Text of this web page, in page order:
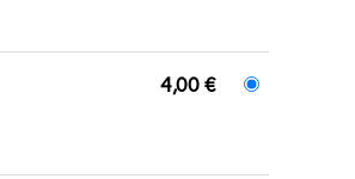
4,00 €